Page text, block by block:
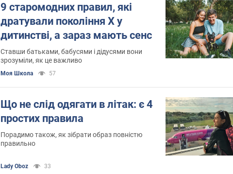
9 старомодних правил, які
дратували покоління X у
дитинстві, а зараз мають сенс
Ставши батьками, бабусями і дідусями вони
зрозуміли, як це важливо
Моя Школа 57
Що не слід одягати в літак: є 4
простих правила
Порадимо також, як зібрати образ повністю
правильно
Lady Oboz 33